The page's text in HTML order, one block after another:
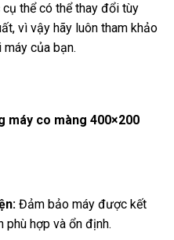
thể có thể thay đổi tùy
vì vậy hãy luôn tham khảo
của bạn.
máy co màng 400×200
Đảm bảo máy được kết
phù hợp và ổn định.